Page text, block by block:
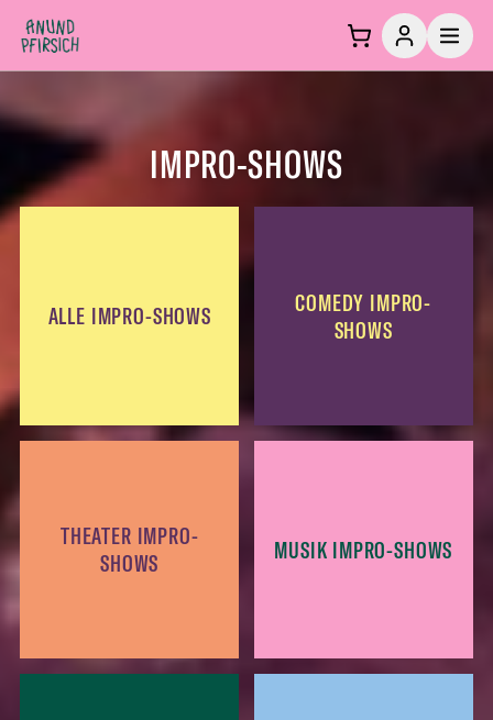
Zum Inhalt springen
IMPRO-SHOWS
ALLE IMPRO-SHOWS
COMEDY IMPRO-
SHOWS
THEATER IMPRO-
SHOWS
MUSIK IMPRO-SHOWS